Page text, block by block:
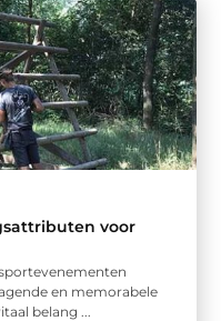
voor
en memorabele
belang ...